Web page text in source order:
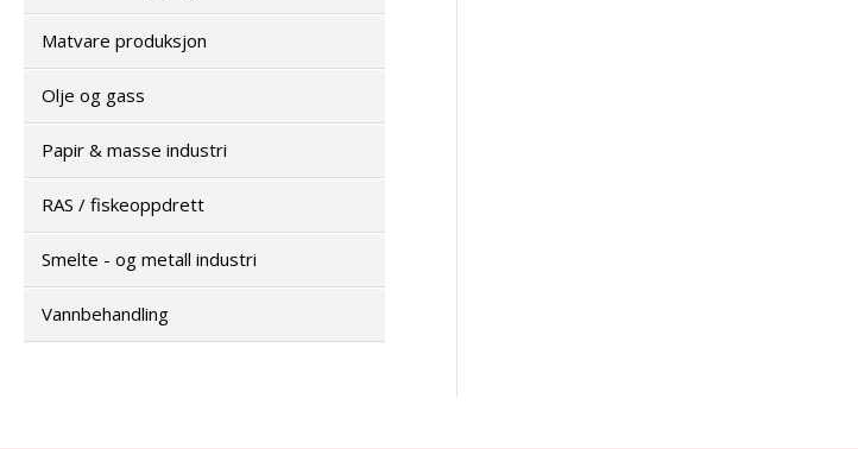
Matvare produksjon
Olje og gass
Papir & masse industri
RAS / fiskeoppdrett
Smelte - og metall industri
Vannbehandling